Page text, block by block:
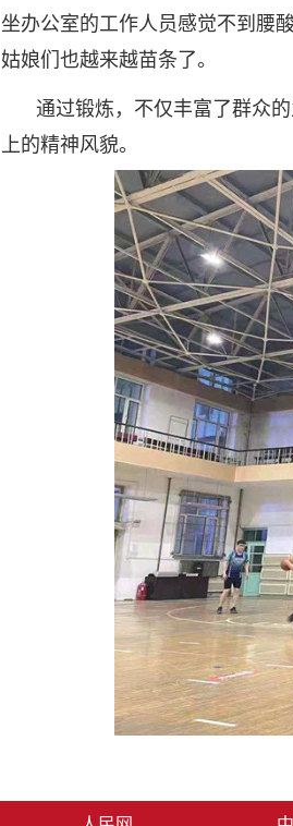
坐办公室的工作人员感觉不到腰
姑娘们也越来越苗条了。
通过锻炼，不仅丰富了群众
上的精神风貌。